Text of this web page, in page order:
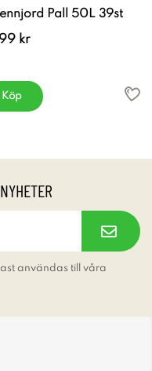
Pall 50L 39st
kr
Köp
användas till våra